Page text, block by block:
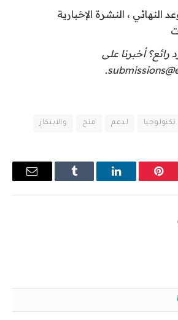
النهائي ، النشرة الإخبارية
أخبرنا على
تكنولوجيا لدعم منح والابتكار
بينتيريستلينكدإن Tumblr
البريد